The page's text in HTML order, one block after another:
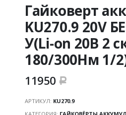
Гайковерт
KU270.9 20V
У(Li-on 20В 2
180/300Нм 1/
11950 Р
АРТИКУЛ: KU270.9